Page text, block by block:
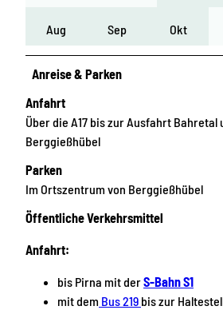
Aug Sep Okt
Anreise & Parken
Anfahrt
Über die A17 bis zur Ausfahrt
Berggießhübel
Parken
Im Ortszentrum von Berggießhübel
Öffentliche Verkehrsmittel
Anfahrt:
bis Pirna mit derS-Bahn S1
mit dem Bus 219 bis zur